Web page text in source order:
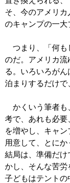
そ、今のアメリ
のキャンプの一大
つまり、「何も
のだ。アメリカ流
る。いろいろが
泊まりするだけで
かくいう筆者も
考で、あれも必
を増やし、キャ
用意して、とにか
結局は、準備だけ
かし、そんな苦労
子どもはテント